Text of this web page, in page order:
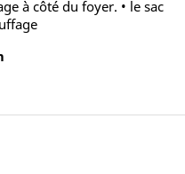
à côté du foyer. • le sac